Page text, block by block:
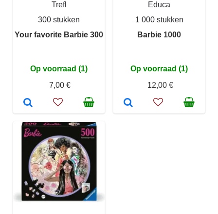
Trefl
300 stukken
Your favorite Barbie 300
Op voorraad (1)
7,00 €
Educa
1 000 stukken
Barbie 1000
Op voorraad (1)
12,00 €